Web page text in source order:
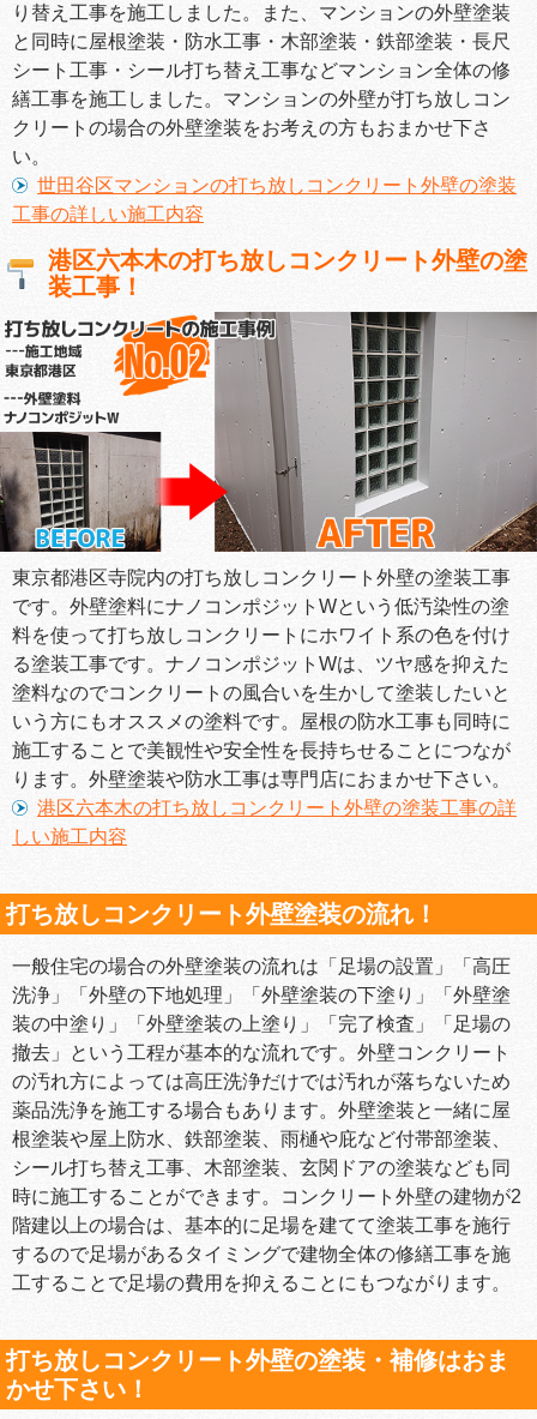
り替え工事を施工しました。また、マンションの外壁塗装
と同時に屋根塗装・防水工事・木部塗装・鉄部塗装・長尺
シート工事・シール打ち替え工事などマンション全体の修
繕工事を施工しました。マンションの外壁が打ち放しコン
クリートの場合の外壁塗装をお考えの方もおまかせ下さ
い。
世田谷区マンションの打ち放しコンクリート外壁の塗装
工事の詳しい施工内容
港区六本木の打ち放しコンクリート外壁の塗
装工事！
東京都港区寺院内の打ち放しコンクリート外壁の塗装工事
です。外壁塗料にナノコンポジットWという低汚染性の塗
料を使って打ち放しコンクリートにホワイト系の色を付け
る塗装工事です。ナノコンポジットWは、ツヤ感を抑えた
塗料なのでコンクリートの風合いを生かして塗装したいと
いう方にもオススメの塗料です。屋根の防水工事も同時に
施工することで美観性や安全性を長持ちせることにつなが
ります。外壁塗装や防水工事は専門店におまかせ下さい。
港区六本木の打ち放しコンクリート外壁の塗装工事の詳
しい施工内容
打ち放しコンクリート外壁塗装の流れ！
一般住宅の場合の外壁塗装の流れは「足場の設置」「高圧
洗浄」「外壁の下地処理」「外壁塗装の下塗り」「外壁塗
装の中塗り」「外壁塗装の上塗り」「完了検査」「足場の
撤去」という工程が基本的な流れです。外壁コンクリート
の汚れ方によっては高圧洗浄だけでは汚れが落ちないため
薬品洗浄を施工する場合もあります。外壁塗装と一緒に屋
根塗装や屋上防水、鉄部塗装、雨樋や庇など付帯部塗装、
シール打ち替え工事、木部塗装、玄関ドアの塗装なども同
時に施工することができます。コンクリート外壁の建物が2
階建以上の場合は、基本的に足場を建てて塗装工事を施行
するので足場があるタイミングで建物全体の修繕工事を施
工することで足場の費用を抑えることにもつながります。
打ち放しコンクリート外壁の塗装・補修はおま
かせ下さい！